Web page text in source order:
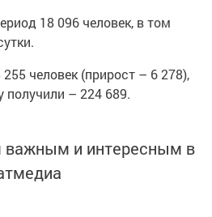
18 096 человек, в том
человек (прирост – 6 278),
получили – 224 689.
важным и интересным в